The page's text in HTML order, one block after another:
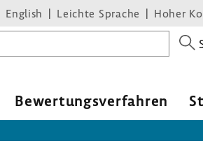
English Leichte Sprache Hoher
Bewer­tungs­ver­fahren